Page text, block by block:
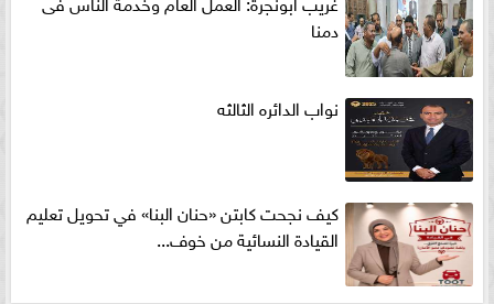
دمنا
نواب الدائره الثالثه
كيف نجحت كابتن «حنان البنا» في تحويل تعليم
القيادة النسائية من خوف...